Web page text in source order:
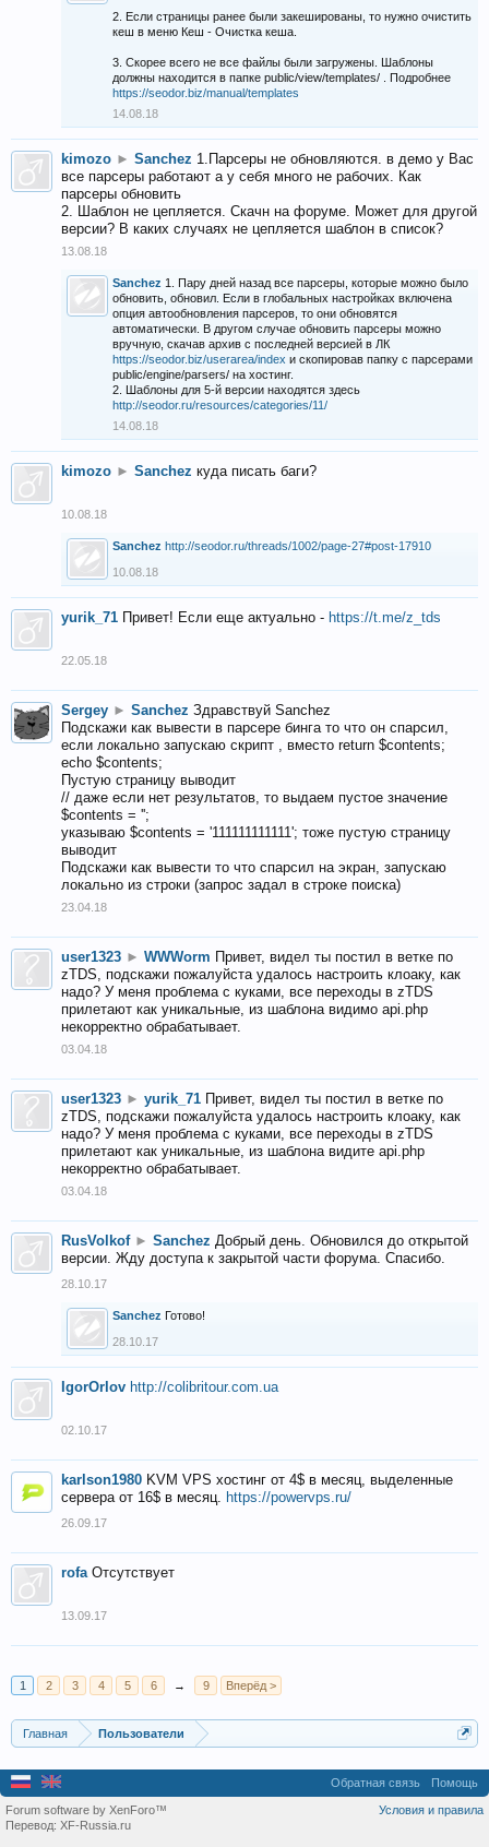
2. Если страницы ранее были закешированы, то нужно очистить
кеш в меню Кеш - Очистка кеша.
3. Скорее всего не все файлы были загружены. Шаблоны
должны находится в папке public/view/templates/ . Подробнее
https://seodor.biz/manual/templates
14.08.18
kimozo ► Sanchez 1.Парсеры не обновляются. в демо у Вас
все парсеры работают а у себя много не рабочих. Как
парсеры обновить
2. Шаблон не цепляется. Скачн на форуме. Может для другой
версии? В каких случаях не цепляется шаблон в список?
13.08.18
Sanchez 1. Пару дней назад все парсеры, которые можно было
обновить, обновил. Если в глобальных настройках включена
опция автообновления парсеров, то они обновятся
автоматически. В другом случае обновить парсеры можно
вручную, скачав архив с последней версией в ЛК
https://seodor.biz/userarea/index и скопировав папку с парсерами
public/engine/parsers/ на хостинг.
2. Шаблоны для 5-й версии находятся здесь
http://seodor.ru/resources/categories/11/
14.08.18
kimozo ► Sanchez куда писать баги?
10.08.18
Sanchez http://seodor.ru/threads/1002/page-27#post-17910
10.08.18
yurik_71 Привет! Если еще актуально - https://t.me/z_tds
22.05.18
Sergey ► Sanchez Здравствуй Sanchez
Подскажи как вывести в парсере бинга то что он спарсил,
если локально запускаю скрипт , вместо return $contents;
echo $contents;
Пустую страницу выводит
// даже если нет результатов, то выдаем пустое значение
$contents = '';
указываю $contents = '111111111111'; тоже пустую страницу
выводит
Подскажи как вывести то что спарсил на экран, запускаю
локально из строки (запрос задал в строке поиска)
23.04.18
user1323 ► WWWorm Привет, видел ты постил в ветке по
zTDS, подскажи пожалуйста удалось настроить клоаку, как
надо? У меня проблема с куками, все переходы в zTDS
прилетают как уникальные, из шаблона видимо api.php
некорректно обрабатывает.
03.04.18
user1323 ► yurik_71 Привет, видел ты постил в ветке по
zTDS, подскажи пожалуйста удалось настроить клоаку, как
надо? У меня проблема с куками, все переходы в zTDS
прилетают как уникальные, из шаблона видите api.php
некорректно обрабатывает.
03.04.18
RusVolkof ► Sanchez Добрый день. Обновился до открытой
версии. Жду доступа к закрытой части форума. Спасибо.
28.10.17
Sanchez Готово!
28.10.17
IgorOrlov http://colibritour.com.ua
02.10.17
karlson1980 KVM VPS хостинг от 4$ в месяц, выделенные
сервера от 16$ в месяц. https://powervps.ru/
26.09.17
rofa Отсутствует
13.09.17
1 2 3 4 5 6 → 9 Вперёд >
Главная Пользователи
Обратная связь Помощь
Условия и правила
Forum software by XenForo™
Перевод: XF-Russia.ru